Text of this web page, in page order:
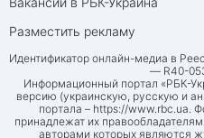
Разместить рекламу
Идентификатор онлайн-медиа в
— R40-
Информационный портал «РБК-
версию (украинскую, русскую и
портала – https://www.rbc.ua.
принадлежат их
авторами которых являются